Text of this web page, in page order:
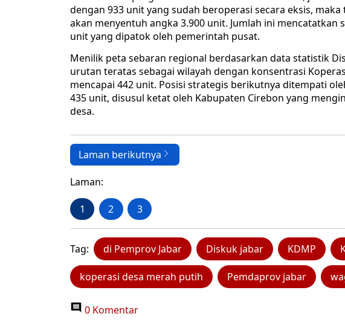
dengan 933 unit yang sudah beroperasi secara eksis,
akan menyentuh angka 3.900 unit. Jumlah ini
unit yang dipatok oleh pemerintah pusat.
Menilik peta sebaran regional berdasarkan data statistik
urutan teratas sebagai wilayah dengan konsentrasi
mencapai 442 unit. Posisi strategis berikutnya ditempati
435 unit, disusul ketat oleh Kabupaten Cirebon yang
desa.
Laman berikutnya
Laman:
1 2 3
Tag: di Pemprov Jabar Diskuk jabar KDMP
koperasi desa merah putih Pemdaprov jabar
0 Komentar